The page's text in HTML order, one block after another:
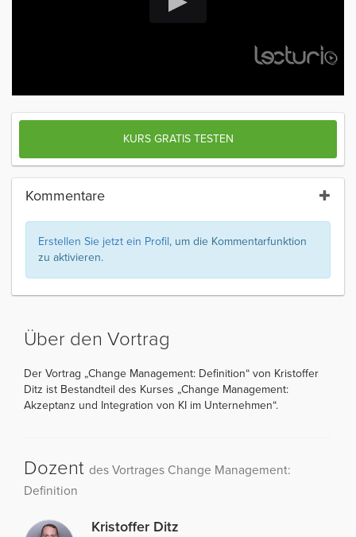
KURS GRATIS TESTEN
Kommentare
Erstellen Sie jetzt ein Profil, um die Kommentarfunktion
zu aktivieren.
Über den Vortrag
Der Vortrag „Change Management: Definition“ von Kristoffer
Ditz ist Bestandteil des Kurses „Change Management:
Akzeptanz und Integration von KI im Unternehmen“.
Dozent des Vortrages Change Management:
Definition
Kristoffer Ditz